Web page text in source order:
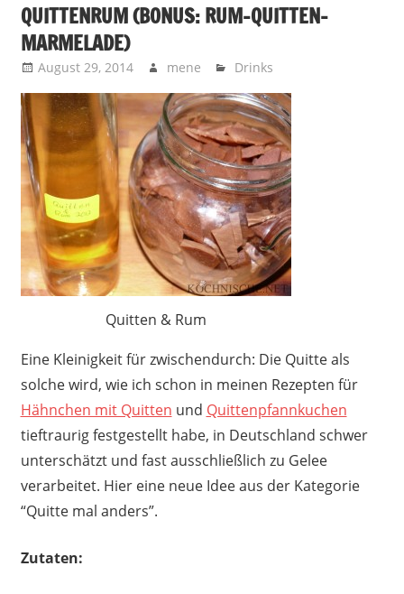
QUITTENRUM (BONUS: RUM-QUITTEN-
MARMELADE)
August 29, 2014 mene Drinks
Quitten & Rum
Eine Kleinigkeit für zwischendurch: Die Quitte als
solche wird, wie ich schon in meinen Rezepten für
Hähnchen mit Quitten und Quittenpfannkuchen
tieftraurig festgestellt habe, in Deutschland schwer
unterschätzt und fast ausschließlich zu Gelee
verarbeitet. Hier eine neue Idee aus der Kategorie
“Quitte mal anders”.
Zutaten: